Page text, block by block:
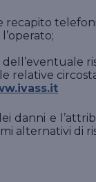
recapito
relative
danni e
alternativi